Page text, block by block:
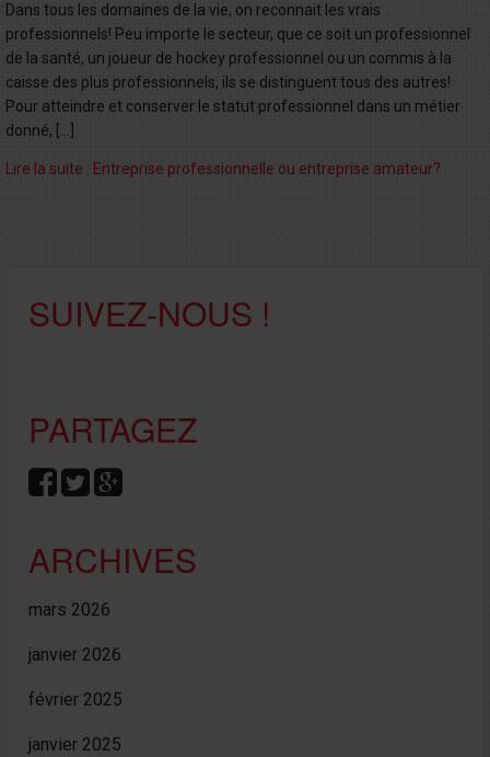
Dans tous les domaines de la vie, on reconnait les vrais
professionnels! Peu importe le secteur, que ce soit un professionnel
de la santé, un joueur de hockey professionnel ou un commis à la
caisse des plus professionnels, ils se distinguent tous des autres!
Pour atteindre et conserver le statut professionnel dans un métier
donné, […]
Lire la suite : Entreprise professionnelle ou entreprise amateur?
SUIVEZ-NOUS !
PARTAGEZ
ARCHIVES
mars 2026
janvier 2026
février 2025
janvier 2025